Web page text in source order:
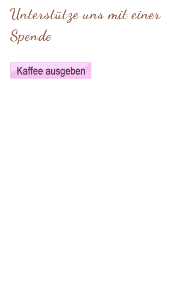
Unterstütze uns mit einer
Spende